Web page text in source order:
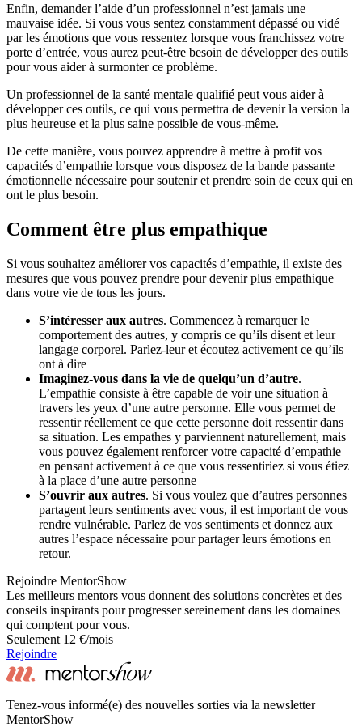
Enfin, demander l’aide d’un professionnel n’est jamais une
mauvaise idée. Si vous vous sentez constamment dépassé ou vidé
par les émotions que vous ressentez lorsque vous franchissez votre
porte d’entrée, vous aurez peut-être besoin de développer des outils
pour vous aider à surmonter ce problème.
Un professionnel de la santé mentale qualifié peut vous aider à
développer ces outils, ce qui vous permettra de devenir la version la
plus heureuse et la plus saine possible de vous-même.
De cette manière, vous pouvez apprendre à mettre à profit vos
capacités d’empathie lorsque vous disposez de la bande passante
émotionnelle nécessaire pour soutenir et prendre soin de ceux qui en
ont le plus besoin.
Comment être plus empathique
Si vous souhaitez améliorer vos capacités d’empathie, il existe des
mesures que vous pouvez prendre pour devenir plus empathique
dans votre vie de tous les jours.
S’intéresser aux autres. Commencez à remarquer le
comportement des autres, y compris ce qu’ils disent et leur
langage corporel. Parlez-leur et écoutez activement ce qu’ils
ont à dire
Imaginez-vous dans la vie de quelqu’un d’autre.
L’empathie consiste à être capable de voir une situation à
travers les yeux d’une autre personne. Elle vous permet de
ressentir réellement ce que cette personne doit ressentir dans
sa situation. Les empathes y parviennent naturellement, mais
vous pouvez également renforcer votre capacité d’empathie
en pensant activement à ce que vous ressentiriez si vous étiez
à la place d’une autre personne
S’ouvrir aux autres. Si vous voulez que d’autres personnes
partagent leurs sentiments avec vous, il est important de vous
rendre vulnérable. Parlez de vos sentiments et donnez aux
autres l’espace nécessaire pour partager leurs émotions en
retour.
Rejoindre MentorShow
Les meilleurs mentors vous donnent des solutions concrètes et des
conseils inspirants pour progresser sereinement dans les domaines
qui comptent pour vous.
Seulement 12 €/mois
Rejoindre
Tenez-vous informé(e) des nouvelles sorties via la newsletter
MentorShow